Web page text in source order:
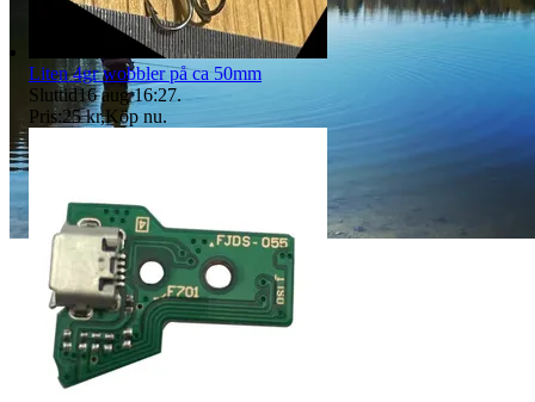
Liten 4gr wobbler på ca 50mm
Sluttid16 aug 16:27.
Pris:25 kr,Köp nu.